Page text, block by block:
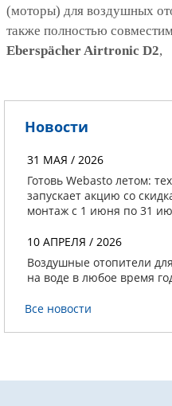
(моторы) для воздушных
также полностью
Eberspächer Airtronic D2,
Новости
31 МАЯ / 2026
Готовь Webasto летом:
запускает акцию со
монтаж с 1 июня по 31
10 АПРЕЛЯ / 2026
Воздушные отопители
на воде в любое время
Все новости